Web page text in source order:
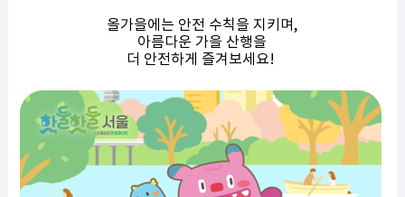
올가을에는 안전 수칙을 지키며,
아름다운 가을 산행을
더 안전하게 즐겨보세요!